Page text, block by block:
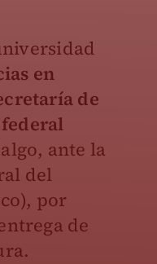
en
de
ante la
del
por
de